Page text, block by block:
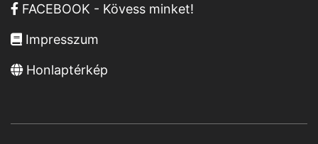
FACEBOOK - Kövess minket!
Impresszum
Honlaptérkép